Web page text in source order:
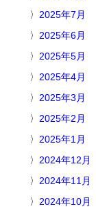
2025年7月
2025年6月
2025年5月
2025年4月
2025年3月
2025年2月
2025年1月
2024年12月
2024年11月
2024年10月